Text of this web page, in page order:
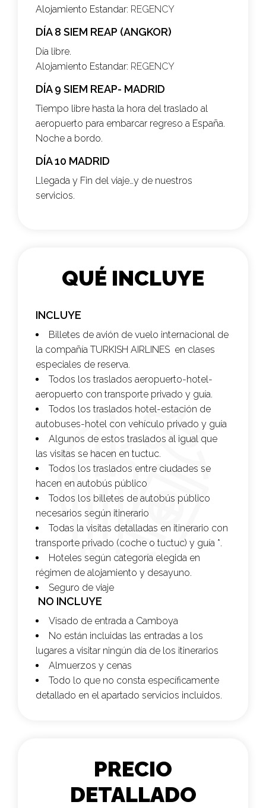
Alojamiento Estandar: REGENCY
DÍA 8 SIEM REAP (ANGKOR)
Día libre.
Alojamiento Estandar: REGENCY
DÍA 9 SIEM REAP- MADRID
Tiempo libre hasta la hora del traslado al
aeropuerto para embarcar regreso a España.
Noche a bordo.
DÍA 10 MADRID
Llegada y Fin del viaje…y de nuestros
servicios.
QUÉ INCLUYE
INCLUYE
Billetes de avión de vuelo internacional de
la compañía TURKISH AIRLINES en clases
especiales de reserva.
Todos los traslados aeropuerto-hotel-
aeropuerto con transporte privado y guía.
Todos los traslados hotel-estación de
autobuses-hotel con vehículo privado y guía
Algunos de estos traslados al igual que
las visitas se hacen en tuctuc.
Todos los traslados entre ciudades se
hacen en autobús público
Todos los billetes de autobús público
necesarios según itinerario
Todas la visitas detalladas en itinerario con
transporte privado (coche o tuctuc) y guía *.
Hoteles según categoría elegida en
régimen de alojamiento y desayuno.
Seguro de viaje
NO INCLUYE
Visado de entrada a Camboya
No están incluidas las entradas a los
lugares a visitar ningún día de los itinerarios
Almuerzos y cenas
Todo lo que no consta específicamente
detallado en el apartado servicios incluidos.
PRECIO
DETALLADO